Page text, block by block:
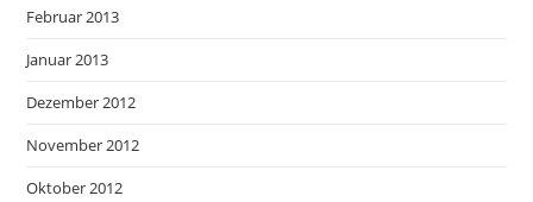
Februar 2013
Januar 2013
Dezember 2012
November 2012
Oktober 2012